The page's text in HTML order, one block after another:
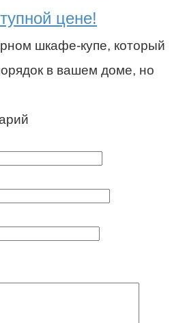
цене!
шкафе-купе, который
в вашем доме, но